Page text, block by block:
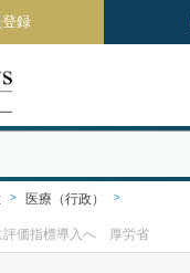
録
医療（行政）
評価指標導入へ 厚労省